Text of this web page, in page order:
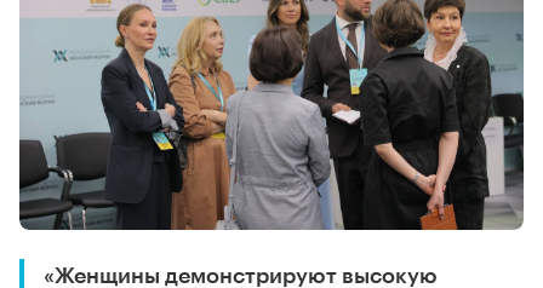
«Женщины демонстрируют высокую